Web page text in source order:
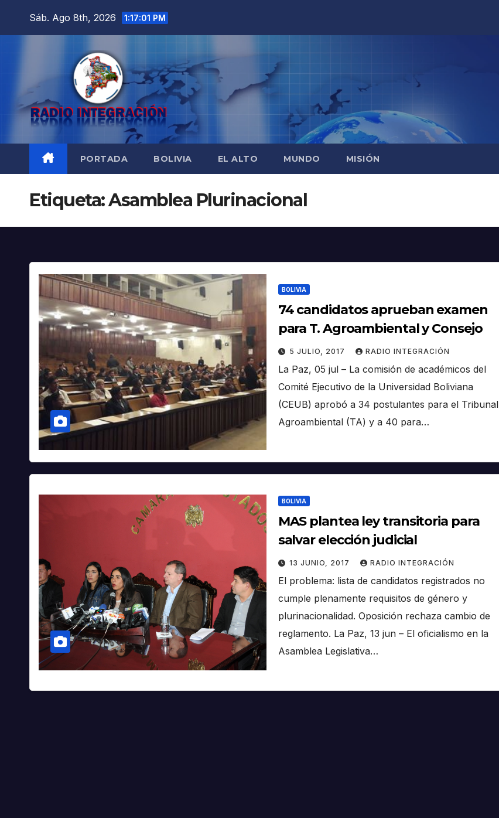
Sáb. Ago 8th, 2026 1:17:03 PM
PORTADA BOLIVIA EL ALTO MUNDO MISIÓN
Etiqueta:Asamblea Plurinacional
BOLIVIA
74 candidatos aprueban examen
para T. Agroambiental y Consejo
5 JULIO, 2017 RADIO INTEGRACIÓN
La Paz, 05 jul – La comisión de académicos del
Comité Ejecutivo de la Universidad Boliviana
(CEUB) aprobó a 34 postulantes para el Tribunal
Agroambiental (TA) y a 40 para…
BOLIVIA
MAS plantea ley transitoria para
salvar elección judicial
13 JUNIO, 2017 RADIO INTEGRACIÓN
El problema: lista de candidatos registrados no
cumple plenamente requisitos de género y
plurinacionalidad. Oposición rechaza cambio de
reglamento. La Paz, 13 jun – El oficialismo en la
Asamblea Legislativa…